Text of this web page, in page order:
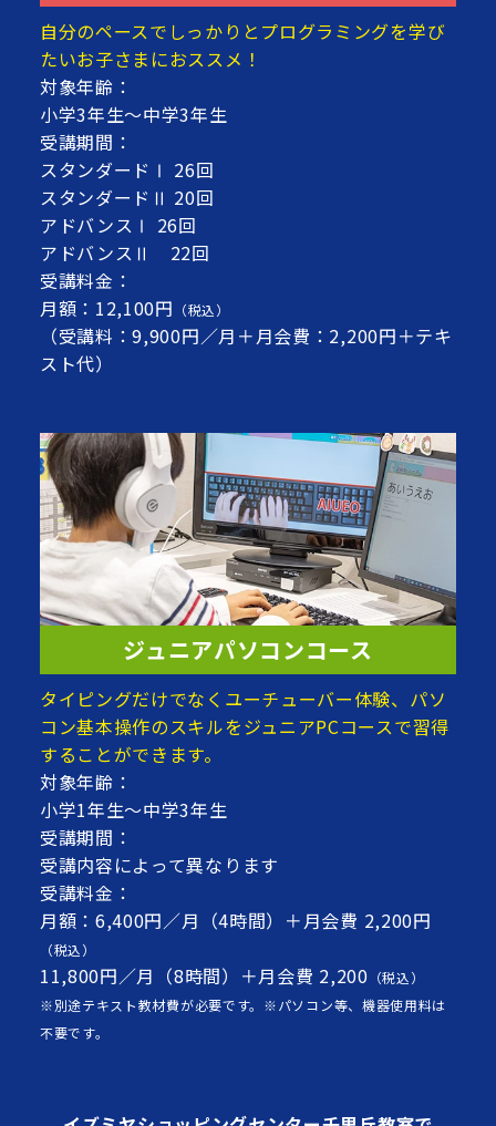
自分のペースでしっかりとプログラミングを学び
たいお子さまにおススメ！
対象年齢：
小学3年生～中学3年生
受講期間：
スタンダードⅠ 26回
スタンダードⅡ 20回
アドバンスⅠ 26回
アドバンスⅡ 22回
受講料金：
月額：12,100円 （税込）
（受講料：9,900円／月＋月会費：2,200円＋テキ
スト代）
ジュニアパソコンコース
タイピングだけでなくユーチューバー体験、パソ
コン基本操作のスキルをジュニアPCコースで習得
することができます。
対象年齢：
小学1年生～中学3年生
受講期間：
受講内容によって異なります
受講料金：
月額：6,400円／月（4時間）＋月会費 2,200円
（税込）
11,800円／月（8時間）＋月会費 2,200 （税込）
※別途テキスト教材費が必要です。※パソコン等、機器使用料は
不要です。